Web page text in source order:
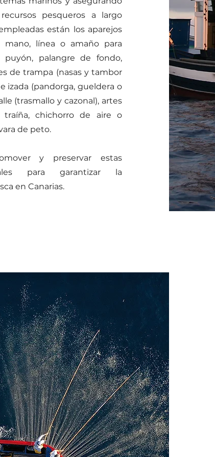
pesqueros a largo
están los aparejos
línea o amaño para
puyón, palangre de fondo,
de trampa (nasas y tambor
izada (pandorga, gueldera o
(trasmallo y cazonal), artes
chichorro de aire o
de peto.
y preservar estas
para garantizar la
en Canarias.